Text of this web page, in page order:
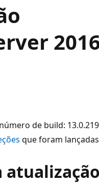
de build:
que foram
atualização